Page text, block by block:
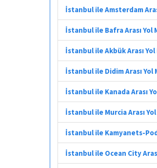
İstanbul ile Amsterdam
İstanbul ile Bafra Arası
İstanbul ile Akbük Arası
İstanbul ile Didim Arası
İstanbul ile Kanada Arası
İstanbul ile Murcia Arası
İstanbul ile Kamyanets-
İstanbul ile Ocean City